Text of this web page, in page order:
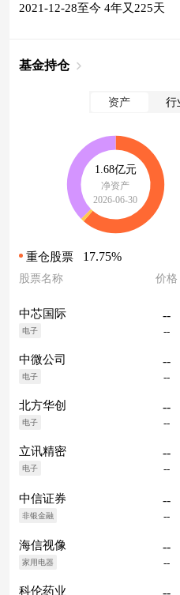
2021-12-28至今 4年又225天
基金持仓
资产 行
1.68亿元
净资产
2026-06-30
重仓股票 17.75%
股票名称
价格
中芯国际
电子
--
--
中微公司
电子
--
--
北方华创
电子
--
--
立讯精密
电子
--
--
中信证券
非银金融
--
--
海信视像
家用电器
--
--
科伦药业